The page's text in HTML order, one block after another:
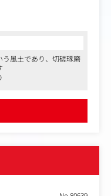
施策
チ、画像 / 動画生
ザイナー、外部の広
を進めています。
施策推進
率改善、施策提案、
長しています。
入いただくこともあ
ルの大きさが当社EC
スタント業務からス
とを期待していま
風土であり、切磋琢磨